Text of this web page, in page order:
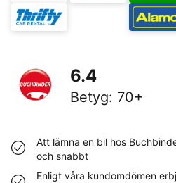
6.4
Betyg: 70+
Att lämna en bil hos
och snabbt
Enligt våra kundomdömen